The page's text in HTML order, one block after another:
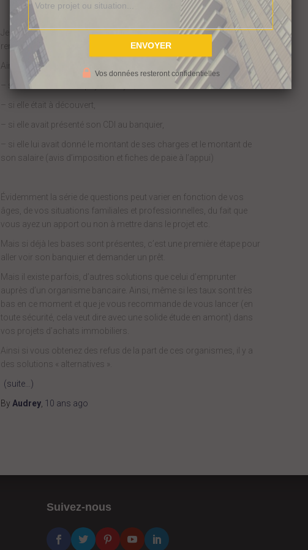
Je lui ai donc préparé toutes une série de questions afin qu’elle se
rende compte que c’est elle qui doute et non le banquier.
Ainsi, je lui ai demandé,
– si elle était à découvert,
– si elle avait présenté son CDI au banquier,
– si elle lui avait donné le montant de ses charges et le montant de
son salaire (avis d’imposition et fiches de paie à l’appui)
Évidemment la série de questions peut varier en fonction de vos
âges, de vos situations familiales et professionnelles, du fait que
vous ayez un apport ou non à mettre dans le projet etc.
Mais si déjà les bases sont présentes, c’est une première étape pour
aller voir son banquier et demander un prêt.
Mais il existe parfois, d’autres solutions que celui d’emprunter
auprès d’un organisme bancaire. Ainsi, même si les taux sont très
bas en ce moment et que je vous recommande de vous lancer (en
toute sécurité, cela veut dire avec une solide étude en amont) dans
vos projets d’achats immobiliers.
Ainsi si vous obtenez des refus de la part de ces organismes, il y a
des solutions « alternatives ».
(suite…)
By Audrey 10 ans ago
Suivez-nous
Vos données resteront confidentielles